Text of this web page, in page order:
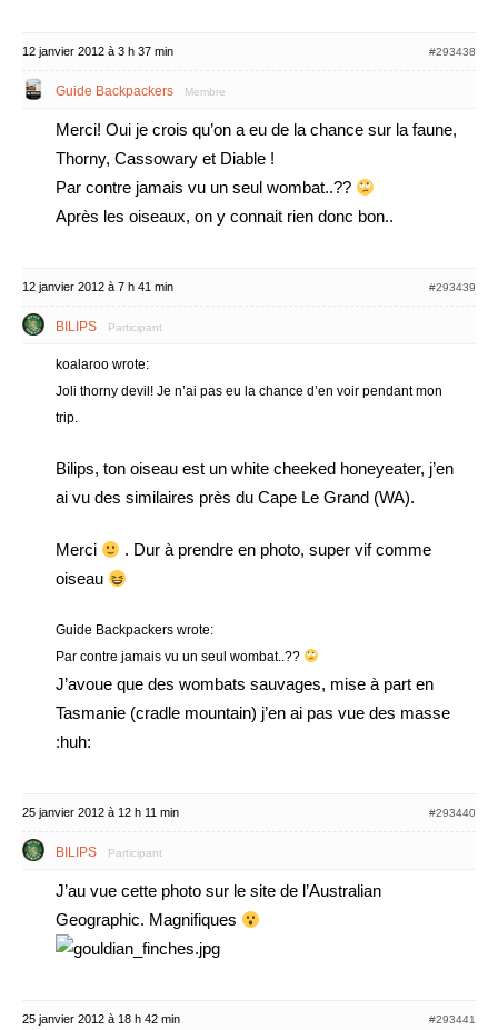
12 janvier 2012 à 3 h 37 min #293438
Guide Backpackers Membre
Merci! Oui je crois qu’on a eu de la chance sur la faune,
Thorny, Cassowary et Diable !
Par contre jamais vu un seul wombat..??
Après les oiseaux, on y connait rien donc bon..
12 janvier 2012 à 7 h 41 min #293439
BILIPS Participant
koalaroo wrote:
Joli thorny devil! Je n’ai pas eu la chance d’en voir pendant mon
trip.
Bilips, ton oiseau est un white cheeked honeyeater, j’en
ai vu des similaires près du Cape Le Grand (WA).
Merci
. Dur à prendre en photo, super vif comme
oiseau
Guide Backpackers wrote:
Par contre jamais vu un seul wombat..??
J’avoue que des wombats sauvages, mise à part en
Tasmanie (cradle mountain) j’en ai pas vue des masse
:huh:
25 janvier 2012 à 12 h 11 min #293440
BILIPS Participant
J’au vue cette photo sur le site de l’Australian
Geographic. Magnifiques
25 janvier 2012 à 18 h 42 min #293441